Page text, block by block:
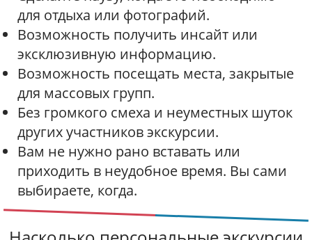
для отдыха или фотографий.
Возможность получить инсайт или
эксклюзивную информацию.
Возможность посещать места, закрытые
для массовых групп.
Без громкого смеха и неуместных шуток
других участников экскурсии.
Вам не нужно рано вставать или
приходить в неудобное время. Вы сами
выбираете, когда.